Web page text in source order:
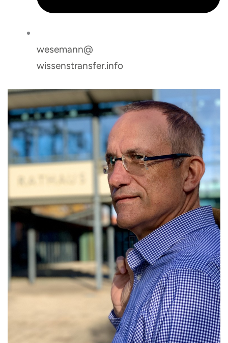
wesemann@
wissenstransfer.info